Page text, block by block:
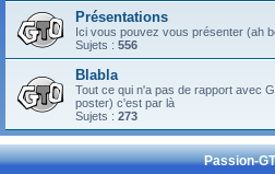
Présentations
Ici vous pouvez vous présenter (ah
Sujets : 556
Blabla
Tout ce qui n'a pas de rapport avec
poster) c'est par là
Sujets : 273
Passion-